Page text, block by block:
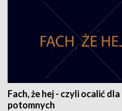
Fach, że hej - czyli ocalić dla
potomnych